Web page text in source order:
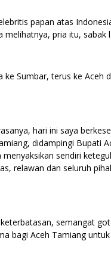
papan atas
melihatnya, pria itu, sabak
ke Sumbar, terus ke Aceh
hari ini saya
didampingi Bupati
sendiri
relawan dan seluruh
semangat
bagi Aceh Tamiang